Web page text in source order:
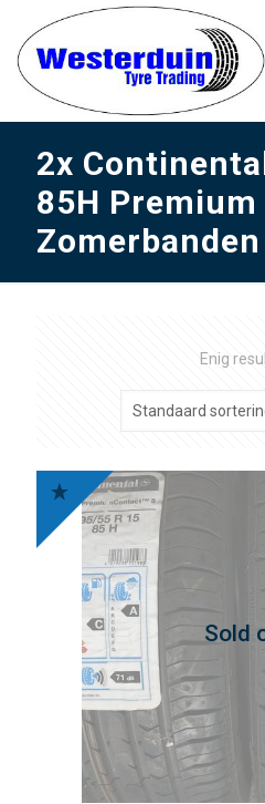
2x
85H
Enig
Sold